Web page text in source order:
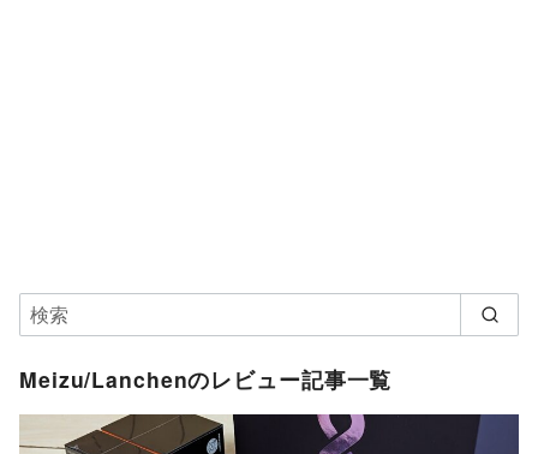
Meizu/Lanchenのレビュー記事一覧